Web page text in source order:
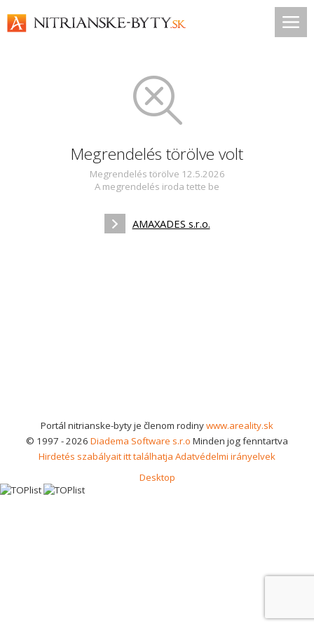
Megrendelés törölve volt
Megrendelés törölve 12.5.2026
A megrendelés iroda tette be
AMAXADES s.r.o.
Portál nitrianske-byty je členom rodinywww.areality.sk
© 1997 - 2026 Diadema Software s.r.o Minden jog fenntartva
Hirdetés szabályait itt találhatja Adatvédelmi irányelvek
Desktop